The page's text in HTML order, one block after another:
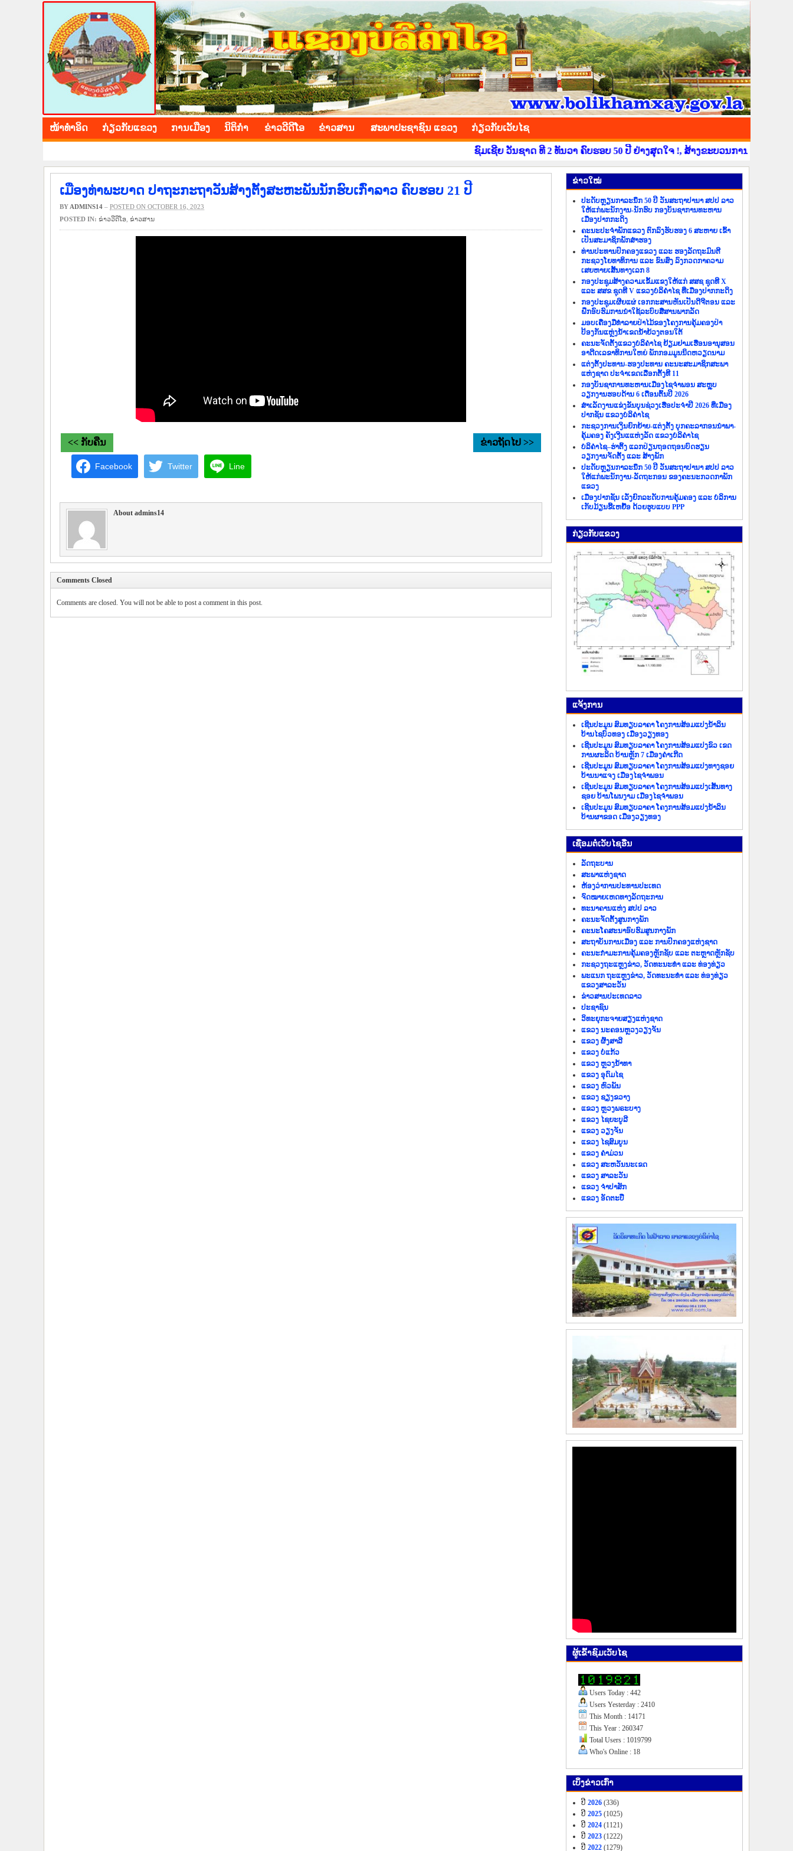
BOLIKHAMXAY PROVINCE
ໜ້າ​ທຳ​ອິດ ​ກ່ຽວ​ກັບ​ແຂວງ ​ການ​ເມືອງ ນິ​ຕິ​ກຳ ຂ່າວ​ວີ​ດີ​ໂອ ​ຂ່າວ​ສານ ສະພາປະຊາຊົນ ແຂວງ ​ກ່ຽວ​ກັບ​ເວັບ​ໄຊ
ຊົມເຊີຍ ວັນຊາດ ທີ 2 ທັນວາ ຄົບຮອບ 50 ປີ ຢ່າງສຸດໃຈ !, ສ້າງຂະບວນການຂໍ່ານັບຮັບຕ້ອນ
ເມືອງທ່າພະບາດ ປາຖະກະຖາວັນສ້າງຕັ້ງສະຫະພັນນັກຮົບເກົ່າລາວ ຄົບຮອບ 21 ປີ
BY ADMINS14 – POSTED ON OCTOBER 16, 2023
POSTED IN: ຂ່າວ​ວີ​ດີ​ໂອ ​ຂ່າວ​ສານ
<< ກັບຄືນ ຂ່າວຖັດໄປ >>
Facebook Twitter Line
About admins14
Comments Closed
Comments are closed. You will not be able to post a comment in this post.
​ຂ່າວ​ໃໝ່
ປະດັບຫຼຽນກາລະນຶກ 50 ປີ ວັນສະຖາປານາ ສປປ ລາວ
ໃຫ້ແກ່ພະນັກງານ-ນັກຮົບ ກອງບັນຊາການທະຫານ
ເມືອງປາກກະດິງ
ຄະນະປະຈຳພັກແຂວງ ຕົກລົງຮັບຮອງ 6 ສະຫາຍ ເຂົ້າ
ເປັນສະມາຊິກພັກສຳຮອງ
ທ່ານປະທານປົກຄອງແຂວງ ແລະ ຮອງລັດຖະມົນຕີ
ກະຊວງໂຍທາທິການ ແລະ ຂົນສົ່ງ ລົງກວດກາຄວາມ
ເສຍຫາຍເສັ້ນທາງເລກ 8
ກອງປະຊຸມສ້າງຄວາມເຂັ້ມແຂງໃຫ້ແກ່ ສສຊ ຊຸດທີ X
ແລະ ສສຂ ຊຸດທີ V ແຂວງບໍລິຄຳໄຊ ທີ່ເມືອງປາກກະດິງ
ກອງປະຊຸມເຜີຍແຜ່ ເອກກະສານຫັນເປັນດີຈີຕອນ ແລະ
ຝຶກອົບຮົມການນຳໃຊ້ລະບົບສື່ສານພາກລັດ
ມອບເຄື່ອງມືທຳລາຍປ່າໄມ້ຂອງໂຄງການຄຸ້ມຄອງປ່າ
ປ້ອງກັນແຫຼ່ງນ້ຳເຂດນ້ຳຍ້ວງຕອນໃຕ້
ຄະນະຈັດຕັ້ງແຂວງບໍລິຄຳໄຊ ຢ້ຽມຢາມເຮືອນອານຸສອນ
ອາດີດເລຂາທິການໃຫຍ່ ພັກກອມມູນນິດຫວຽດນາມ
ແຕ່ງຕັ້ງປະທານ-ຮອງປະທານ ຄະນະສະມາຊິກສະພາ
ແຫ່ງຊາດ ປະຈຳເຂດເລືອກຕັ້ງທີ 11
ກອງບັນຊາການທະຫານເມືອງໄຊຈຳພອນ ສະຫຼຸບ
ວຽກງານຮອບດ້ານ 6 ເດືອນຕົ້ນປີ 2026
ສຳເລັດງານແຂ່ງຂັນບຸນຊ່ວງເຮືອປະຈຳປີ 2026 ທີ່ເມືອງ
ປາກຊັນ ແຂວງບໍລິຄຳໄຊ
ກະຊວງການເງິນຍົກຍ້າຍ-ແຕ່ງຕັ້ງ ບຸກຄະລາກອນນຳພາ-
ຄຸ້ມຄອງ ຄັງເງີນແແຫ່ງລັດ ແຂວງບໍລິຄຳໄຊ
ບໍລິຄຳໄຊ–ຮ່າຕິ້ງ ແລກປ່ຽນຖອດຖອນບົດຮຽນ
ວຽກງານຈັດຕັ້ງ ແລະ ສ້າງພັກ
ປະດັບຫຼຽນກາລະນຶກ 50 ປີ ວັນສະຖາປານາ ສປປ ລາວ
ໃຫ້ແກ່ພະນັກງານ-ລັດຖະກອນ ຂອງຄະນະກວດກາພັກ
ແຂວງ
ເມືອງປາກຊັນ ເລັ່ງຍົກລະດັບການຄຸ້ມຄອງ ແລະ ບໍລິການ
ເກັບມ້ຽນຂີ້ເຫຍື້ອ ດ້ວຍຮູບແບບ PPP
ກ່ຽວ​ກັບ​ແຂວງ
ແຈ້ງ​ການ
ເຊີນປະມູນ ສົມທຽບລາຄາ ໂຄງການສ້ອມແປງນ້ຳລິນ
ບ້ານໄຊບົວທອງ ເມືອງວຽງທອງ
ເຊີນປະມູນ ສົມທຽບລາຄາ ໂຄງການສ້ອມແປງຂົວ ເຂດ
ການຜະລິດ ບ້ານຫຼັກ 7 ເມືອງຄຳເກີດ
ເຊີນປະມູນ ສົມທຽບລາຄາ ໂຄງການສ້ອມແປງທາງຊອຍ
ບ້ານນາແຈງ ເມືອງໄຊຈຳພອນ
ເຊີນປະມູນ ສົມທຽບລາຄາ ໂຄງການສ້ອມແປງເສັ້ນທາງ
ຊອຍ ບ້ານໂພນງາມ ເມືອງໄຊຈຳພອນ
ເຊີນປະມູນ ສົມທຽບລາຄາ ໂຄງການສ້ອມແປງນ້ຳລິນ
ບ້ານຜາຂອດ ເມືອງວຽງທອງ
​ເຊື່ອມ​ຕໍ່​ເວັບ​ໄຊ​ອື່ນ
ລັດ​ຖະ​ບານ
ສະພາແຫ່ງຊາດ
ຫ້ອງວ່າການປະທານປະເທດ
ຈົດໝາຍເຫດທາງລັດຖະການ
ທະນາຄານແຫ່ງ ສປປ ລາວ
ຄະນະຈັດຕັ້ງສູນກາງພັກ
ຄະນະໂຄສະນາອົບຮົມສູນກາງພັກ
ສະຖາບັນການເມືອງ ແລະ ການປົກຄອງແຫ່ງຊາດ
ຄະນະ​ກຳມະການ​ຄຸ້ມ​ຄອງ​ຫຼັກ​ຊັບ ແລະ ຕະຫຼາດຫຼັກຊັບ
ກະຊວງຖະແຫຼງຂ່າວ, ວັດທະນະທຳ ແລະ ທ່ອງທ່ຽວ
ພະແນກ ຖະແຫຼງຂ່າວ, ວັດທະນະທຳ ແລະ ທ່ອງທ່ຽວ
ແຂວງສາລະວັນ
ຂ່າວ​ສານ​ປະ​ເທດ​ລາວ
ປະ​ຊາ​ຊົນ
ວິທະຍຸກະຈາຍສຽງແຫ່ງຊາດ
ແຂວງ ນະ​ຄອນຫຼວງວຽງ​ຈັນ
ແຂວງ ຜົ້ງ​ສາ​ລີ
ແຂວງ ບໍ່​ແກ້ວ
ແຂວງ ຫຼວງນໍ້າທາ
ແຂວງ ອຸດົມໄຊ
ແຂວງ ຫົວພັນ
ແຂວງ ຊຽງຂວາງ
ແຂວງ ຫຼວງພຣະບາງ
ແຂວງ ໄຊຍະບູລີ
ແຂວງ ວຽງຈັນ
ແຂວງ ໄຊສົມບູນ
ແຂວງ ຄຳມ່ວນ
ແຂວງ ສະຫວັນນະເຂດ
ແຂວງ ສາລະວັນ
ແຂວງ ຈຳປາສັກ
ແຂວງ ອັດຕະປື
ຜູ້​ເຂົ້າ​ຊົມ​ເວັບ​ໄຊ
Users Today : 442
Users Yesterday : 2410
This Month : 14171
This Year : 260347
Total Users : 1019799
Who's Online : 18
ເບິ່ງ​ຂ່າວ​ເກົ່າ
ປີ 2026 (336)
ປີ 2025 (1025)
ປີ 2024 (1121)
ປີ 2023 (1222)
ປີ 2022 (1279)